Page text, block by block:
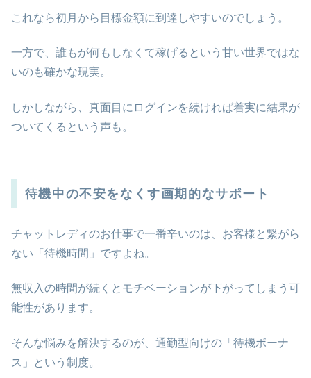
これなら初月から目標金額に到達しやすいのでしょう。
一方で、誰もが何もしなくて稼げるという甘い世界ではな
いのも確かな現実。
しかしながら、真面目にログインを続ければ着実に結果が
ついてくるという声も。
待機中の不安をなくす画期的なサポート
チャットレディのお仕事で一番辛いのは、お客様と繋がら
ない「待機時間」ですよね。
無収入の時間が続くとモチベーションが下がってしまう可
能性があります。
そんな悩みを解決するのが、通勤型向けの「待機ボーナ
ス」という制度。